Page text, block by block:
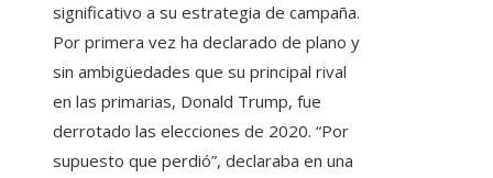
significativo a su estrategia de campaña.
Por primera vez ha declarado de plano y
sin ambigüedades que su principal rival
en las primarias, Donald Trump, fue
derrotado las elecciones de 2020. “Por
supuesto que perdió”, declaraba en una